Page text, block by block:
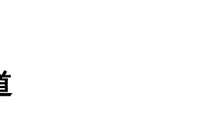
权政治霸凌主义